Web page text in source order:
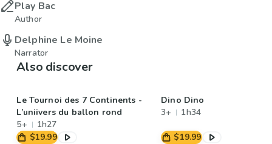
Play Bac
Author
Delphine Le Moine
Narrator
Also discover
Le Tournoi des 7 Continents -
L’uniivers du ballon rond
5+
1h27
$19.99
Dino Dino
3+
1h34
$19.99